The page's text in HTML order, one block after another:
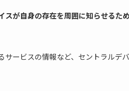
スが自身の存在を周囲に知らせるた
サービスの情報など、セントラルデ